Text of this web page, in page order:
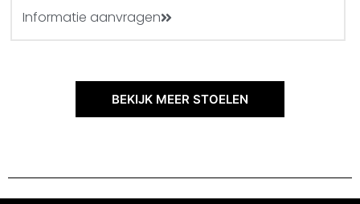
Informatie aanvragen
BEKIJK MEER STOELEN